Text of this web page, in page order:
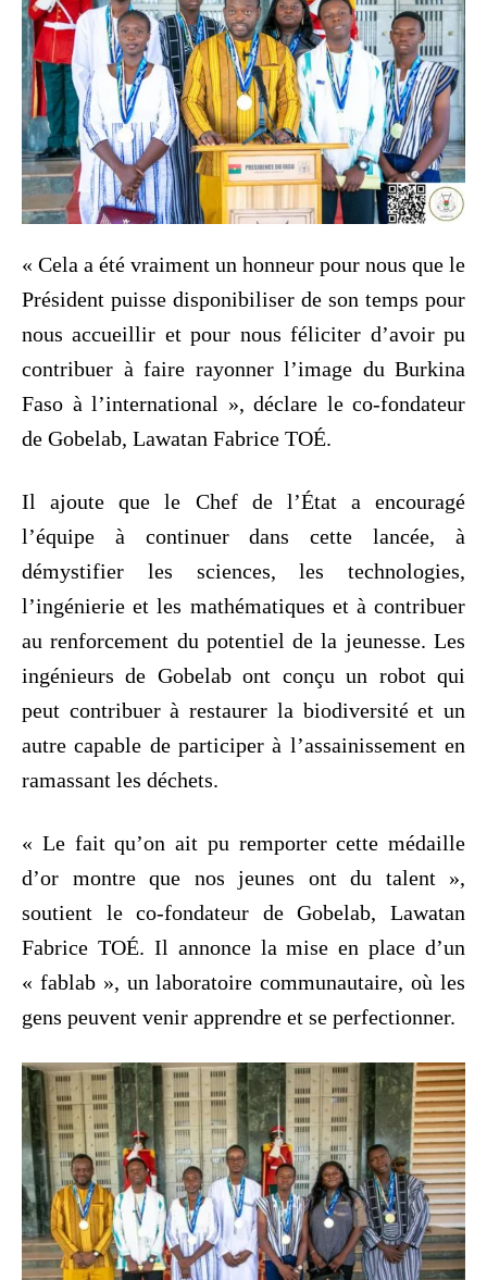
« Cela a été vraiment un honneur pour nous que le
Président puisse disponibiliser de son temps pour
nous accueillir et pour nous féliciter d’avoir pu
contribuer à faire rayonner l’image du Burkina
Faso à l’international », déclare le co-fondateur
de Gobelab, Lawatan Fabrice TOÉ.
Il ajoute que le Chef de l’État a encouragé
l’équipe à continuer dans cette lancée, à
démystifier les sciences, les technologies,
l’ingénierie et les mathématiques et à contribuer
au renforcement du potentiel de la jeunesse. Les
ingénieurs de Gobelab ont conçu un robot qui
peut contribuer à restaurer la biodiversité et un
autre capable de participer à l’assainissement en
ramassant les déchets.
« Le fait qu’on ait pu remporter cette médaille
d’or montre que nos jeunes ont du talent »,
soutient le co-fondateur de Gobelab, Lawatan
Fabrice TOÉ. Il annonce la mise en place d’un
« fablab », un laboratoire communautaire, où les
gens peuvent venir apprendre et se perfectionner.